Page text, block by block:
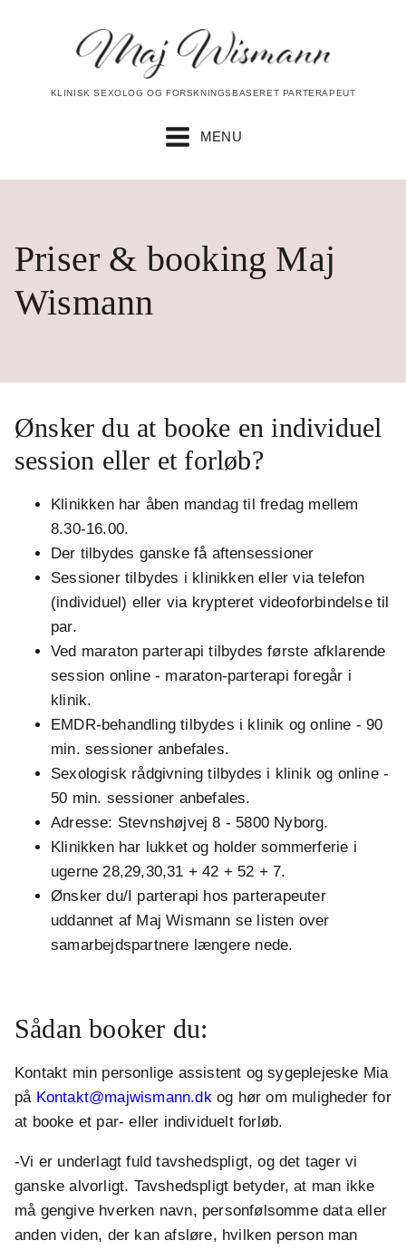
KLINISK SEXOLOG OG FORSKNINGSBASERET PARTERAPEUT
MENU
Priser & booking Maj
Wismann
Ønsker du at booke en individuel
session eller et forløb?
Klinikken har åben mandag til fredag mellem
8.30-16.00.
Der tilbydes ganske få aftensessioner
Sessioner tilbydes i klinikken eller via telefon
(individuel) eller via krypteret videoforbindelse til
par.
Ved maraton parterapi tilbydes første afklarende
session online - maraton-parterapi foregår i
klinik.
EMDR-behandling tilbydes i klinik og online - 90
min. sessioner anbefales.
Sexologisk rådgivning tilbydes i klinik og online -
50 min. sessioner anbefales.
Adresse: Stevnshøjvej 8 - 5800 Nyborg.
Klinikken har lukket og holder sommerferie i
ugerne 28,29,30,31 + 42 + 52 + 7.
Ønsker du/I parterapi hos parterapeuter
uddannet af Maj Wismann se listen over
samarbejdspartnere længere nede.
Sådan booker du:
Kontakt min personlige assistent og sygeplejeske Mia
på Kontakt@majwismann.dkog hør om muligheder for
at booke et par- eller individuelt forløb.
-Vi er underlagt fuld tavshedspligt, og det tager vi
ganske alvorligt. Tavshedspligt betyder, at man ikke
må gengive hverken navn, personfølsomme data eller
anden viden, der kan afsløre, hvilken person man